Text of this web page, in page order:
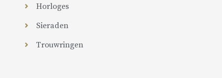
Horloges
Sieraden
Trouwringen